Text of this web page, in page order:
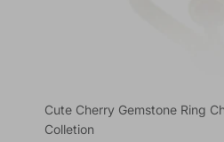
Cute Cherry Gemstone Ring
Colletion